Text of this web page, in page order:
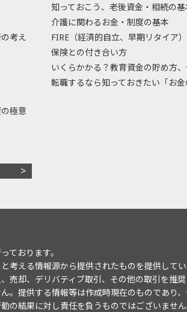
考え
極意
知っておこう、老後資金・相続の
介護に関わるお金・制度の基本
FIRE（経済的自立、早期リタイア）
保険との付き合い方
いくらかかる？教育資金の貯め方
転職するなら知っておきたい「お金
ております。
考える情報源から提供されたものを提供して
売却、デリバティブ取引、その他の取引を推
。提供する情報等は作成時現在のものであり
の結果に対し責任を負うものではございませ